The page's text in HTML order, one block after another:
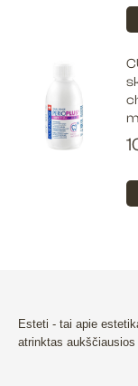
Esteti - tai apie
atrinktas